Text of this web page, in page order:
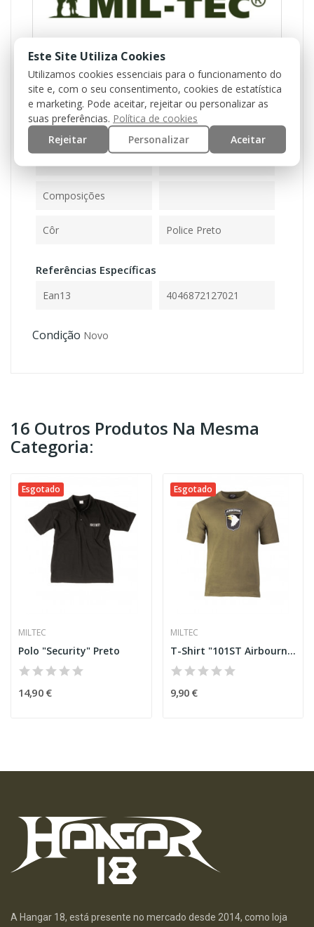
Referência 17811061S
Ficha Informativa
Composições
Côr Police Preto
Referências Específicas
Ean13 4046872127021
Condição Novo
16 Outros Produtos Na Mesma
Categoria:
Esgotado
MILTEC
Polo "Security" Preto
14,90 €
Esgotado
MILTEC
T-Shirt "101ST Airbourne" Olive [Miltec]
9,90 €
A Hangar 18, está presente no mercado desde 2014, como loja
Este Site Utiliza Cookies
Utilizamos cookies essenciais para o funcionamento do
site e, com o seu consentimento, cookies de estatística
e marketing. Pode aceitar, rejeitar ou personalizar as
suas preferências. Política de cookies
Rejeitar
Personalizar Aceitar